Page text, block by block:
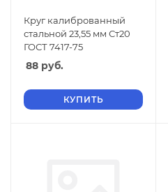
Круг калиброванный
стальной 23,55 мм Ст20
ГОСТ 7417-75
88 руб.
КУПИТЬ